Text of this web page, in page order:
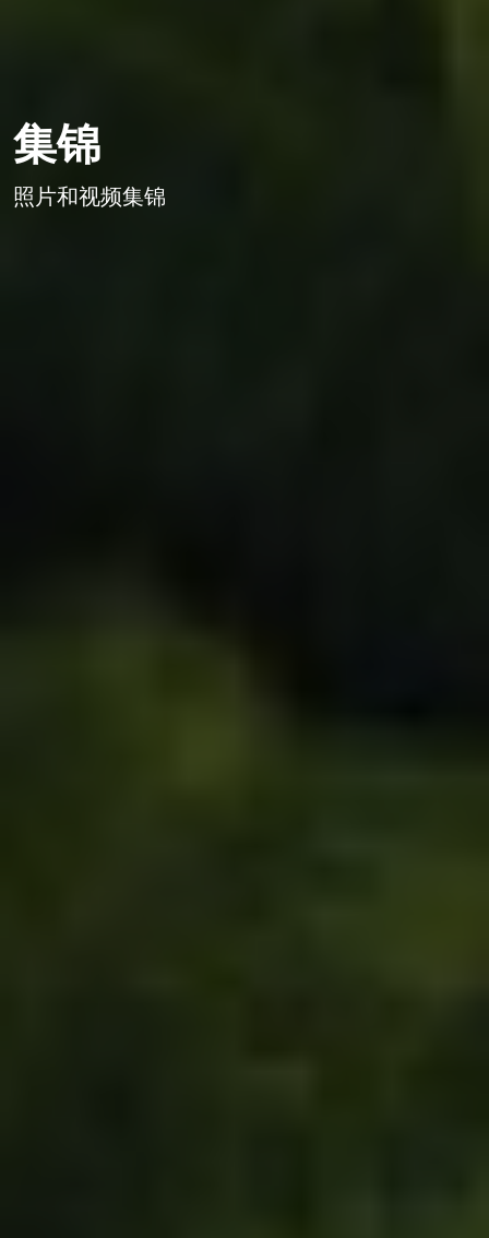
集锦
照片和视频集锦